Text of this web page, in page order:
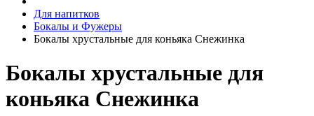
Для напитков
Бокалы и Фужеры
Бокалы хрустальные для коньяка Снежинка
Бокалы хрустальные для
коньяка Снежинка